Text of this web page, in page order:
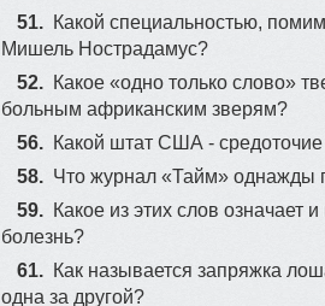
51. Какой специальностью,
Мишель Нострадамус?
52. Какое «одно только слово»
больным африканским зверям?
56. Какой штат США -
58. Что журнал «Тайм» однажды
59. Какое из этих слов означает
болезнь?
61. Как называется запряжка
одна за другой?